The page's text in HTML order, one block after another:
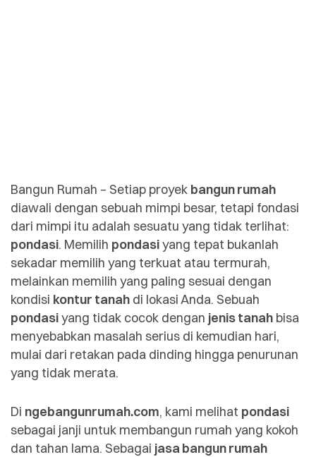
Bangun Rumah – Setiap proyek bangun rumah
diawali dengan sebuah mimpi besar, tetapi fondasi
dari mimpi itu adalah sesuatu yang tidak terlihat:
pondasi. Memilih pondasiyang tepat bukanlah
sekadar memilih yang terkuat atau termurah,
melainkan memilih yang paling sesuai dengan
kondisi kontur tanah di lokasi Anda. Sebuah
pondasiyang tidak cocok dengan jenis tanah bisa
menyebabkan masalah serius di kemudian hari,
mulai dari retakan pada dinding hingga penurunan
yang tidak merata.
Di ngebangunrumah.com, kami melihat pondasi
sebagai janji untuk membangun rumah yang kokoh
dan tahan lama. Sebagai jasa bangun rumah